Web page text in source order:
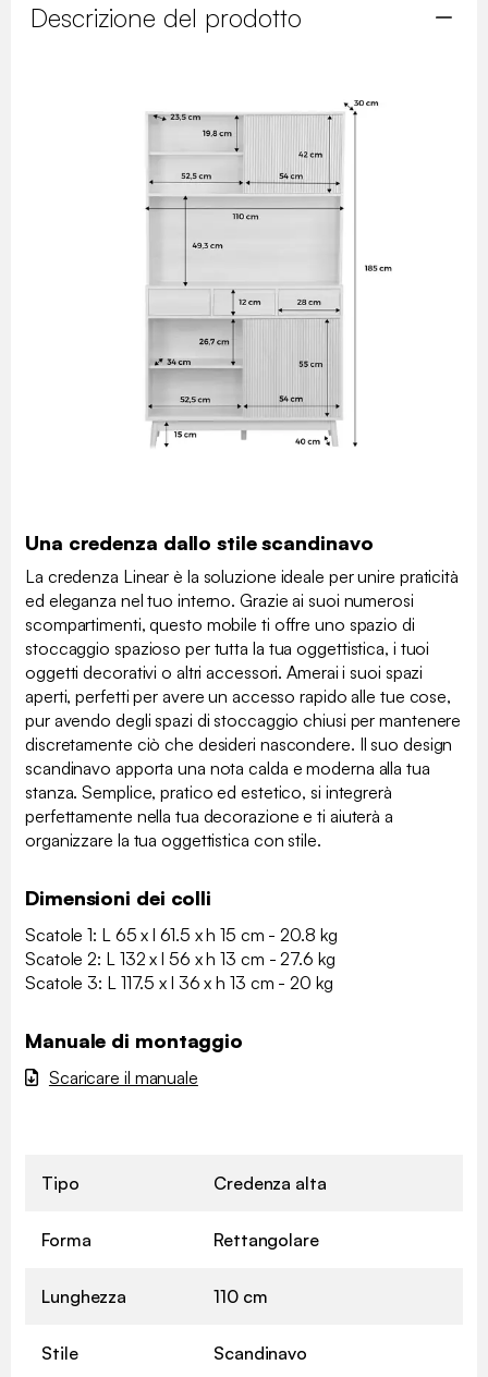
Descrizione del prodotto
Una credenza dallo stile scandinavo
La credenza Linear è la soluzione ideale per unire praticità
ed eleganza nel tuo interno. Grazie ai suoi numerosi
scompartimenti, questo mobile ti offre uno spazio di
stoccaggio spazioso per tutta la tua oggettistica, i tuoi
oggetti decorativi o altri accessori. Amerai i suoi spazi
aperti, perfetti per avere un accesso rapido alle tue cose,
pur avendo degli spazi di stoccaggio chiusi per mantenere
discretamente ciò che desideri nascondere. Il suo design
scandinavo apporta una nota calda e moderna alla tua
stanza. Semplice, pratico ed estetico, si integrerà
perfettamente nella tua decorazione e ti aiuterà a
organizzare la tua oggettistica con stile.
Dimensioni dei colli
Scatole 1: L 65 x l 61.5 x h 15 cm - 20.8 kg
Scatole 2: L 132 x l 56 x h 13 cm - 27.6 kg
Scatole 3: L 117.5 x l 36 x h 13 cm - 20 kg
Manuale di montaggio
Scaricare il manuale
Tipo Credenza alta
Forma Rettangolare
Lunghezza 110 cm
Stile Scandinavo